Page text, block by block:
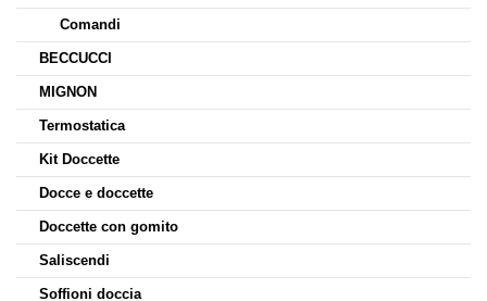
Comandi
BECCUCCI
MIGNON
Termostatica
Kit Doccette
Docce e doccette
Doccette con gomito
Saliscendi
Soffioni doccia